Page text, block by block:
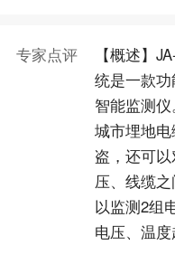
专家点评
【概述】
统是一款
智能监测
城市埋地
盗，还可
压、线缆
以监测2组
电压、温